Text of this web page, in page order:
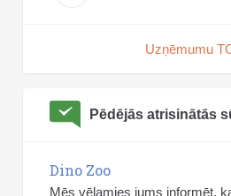
Uzņēmumu
Pēdējās atrisinātās
Dino Zoo
Mēs vēlamies jums informēt,